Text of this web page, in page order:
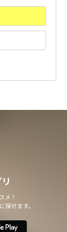
メ！
探せます。